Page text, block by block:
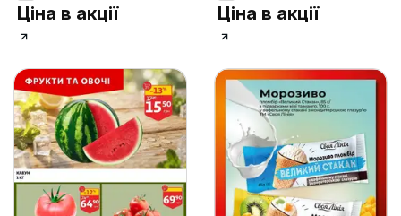
Ціна в акції Ціна в акції